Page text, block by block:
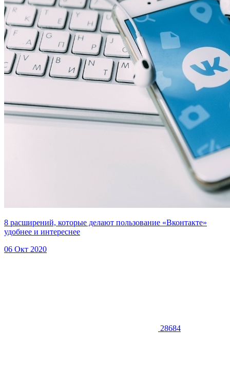
8 расширений, которые делают пользование «Вконтакте»
удобнее и интереснее
06 Окт 2020
28684